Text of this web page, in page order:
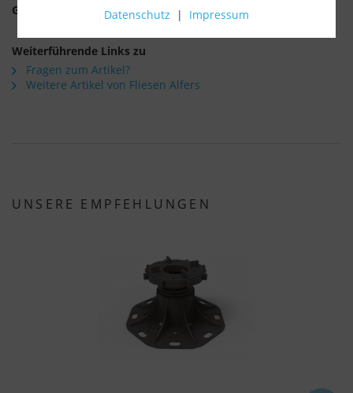
Grundkörper und zeigen die Anwendung beispielhaft.
Weiterführende Links zu
Fragen zum Artikel?
Weitere Artikel von Fliesen Alfers
UNSERE EMPFEHLUNGEN
Verwendung zustimmen (z. B. für Google Maps).
Über die Auswahl bestimmter Cookies in den
Akkordeon-Elementen können Sie wählen, ob Sie
"nur wesentliche Cookies ", "alle Cookies
Einstellungen auch nachträglich über die
Informationen finden Sie in unseren
Datenschutzbestimmungen.
Wir nutzen Google Analytics, um eine
kontinuierliche Analyse und statistische
Auswertung der Website zu erhalten, um die
Datenschutz | Impressum